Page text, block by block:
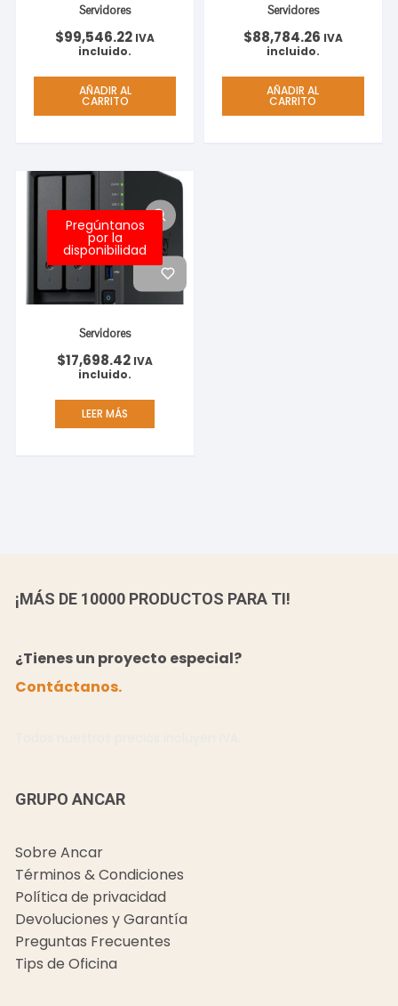
Servidores
$99,546.22 IVA
incluido.
AÑADIR AL
CARRITO
Servidores
$88,784.26 IVA
incluido.
AÑADIR AL
CARRITO
Pregúntanos
por la
disponibilidad
Servidores
$17,698.42 IVA
incluido.
LEER MÁS
¡MÁS DE 10000 PRODUCTOS PARA TI!
¿Tienes un proyecto especial?
Contáctanos.
GRUPO ANCAR
Sobre Ancar
Términos & Condiciones
Política de privacidad
Devoluciones y Garantía
Preguntas Frecuentes
Tips de Oficina